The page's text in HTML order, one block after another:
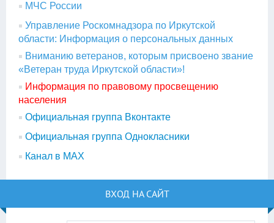
МЧС России
Управление Роскомнадзора по Иркутской
области: Информация о персональных данных
Вниманию ветеранов, которым присвоено звание
«Ветеран труда Иркутской области»!
Информация по правовому просвещению
населения
Официальная группа Вконтакте
Официальная группа Однокласники
Канал в МАХ
ВХОД НА САЙТ